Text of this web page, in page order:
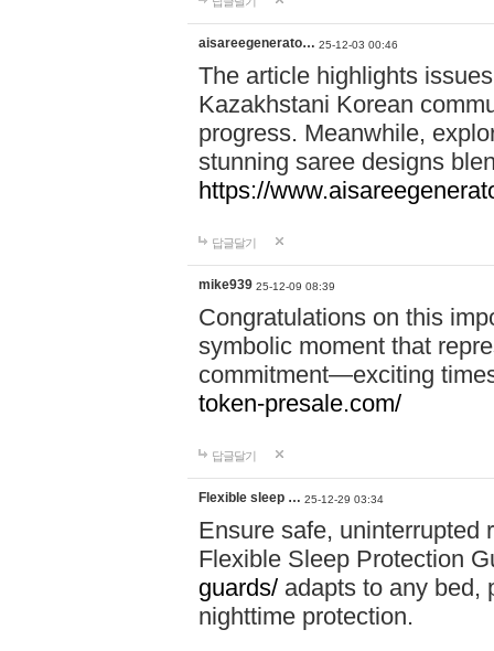
aisareegenerato… 25-12-03 00:46
The article highlights
Kazakhstani Korean
progress. Meanwhile,
stunning saree designs
https://
답글달기
mike939 25-12-09 08:39
Congratulations on this
symbolic moment that
commitment—exciting
token-presale.com/
답글달기
Flexible sleep … 25-12-29 03:34
Ensure safe, uninterrupted
Flexible Sleep Protection
guards/ adapts to any bed,
nighttime protection.